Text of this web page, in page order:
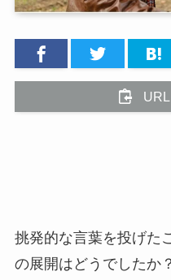
挑発的な言葉を投げた
の展開はどうでしたか？